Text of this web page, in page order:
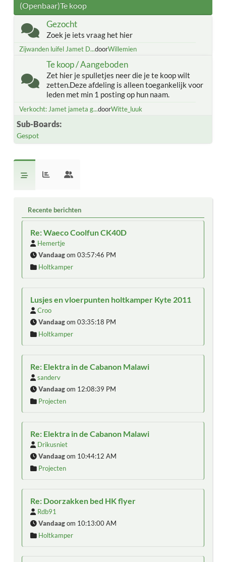
(Openbaar)Te koop
Gezocht
Zoek je iets vraag het hier
Zijwanden luifel Jamet D...doorWillemien
Te koop / Aangeboden
Zet hier je spulletjes neer die je te koop wilt
zetten.Deze afdeling is alleen toegankelijk voor
leden met min 1 posting op hun naam.
Verkocht: Jamet jameta g...doorWitte_luuk
Sub-Boards
Gespot
Recente berichten
Re: Waeco Coolfun CK40D
Hemertje
Vandaagom 03:57:46 PM
Holtkamper
Lusjes en vloerpunten holtkamper Kyte 2011
Croo
Vandaagom 03:35:18 PM
Holtkamper
Re: Elektra in de Cabanon Malawi
sanderv
Vandaagom 12:08:39 PM
Projecten
Re: Elektra in de Cabanon Malawi
Drikusniet
Vandaagom 10:44:12 AM
Projecten
Re: Doorzakken bed HK flyer
Rdb91
Vandaagom 10:13:00 AM
Holtkamper